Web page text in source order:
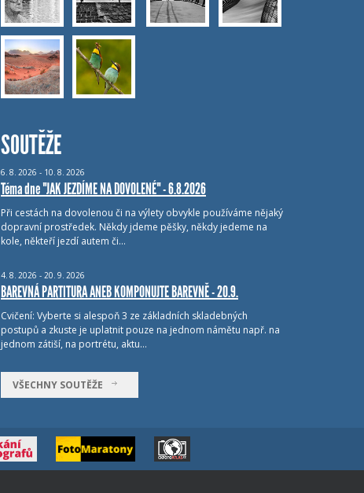
SOUTĚŽE
6. 8. 2026 - 10. 8. 2026
Téma dne "JAK JEZDÍME NA DOVOLENÉ" - 6.8.2026
Při cestách na dovolenou či na výlety obvykle používáme nějaký
dopravní prostředek. Někdy jdeme pěšky, někdy jedeme na
kole, někteří jezdí autem či…
4. 8. 2026 - 20. 9. 2026
BAREVNÁ PARTITURA ANEB KOMPONUJTE BAREVNĚ - 20.9.
Cvičení: Vyberte si alespoň 3 ze základních skladebných
postupů a zkuste je uplatnit pouze na jednom námětu např. na
jednom zátiší, na portrétu, aktu…
VŠECHNY SOUTĚŽE